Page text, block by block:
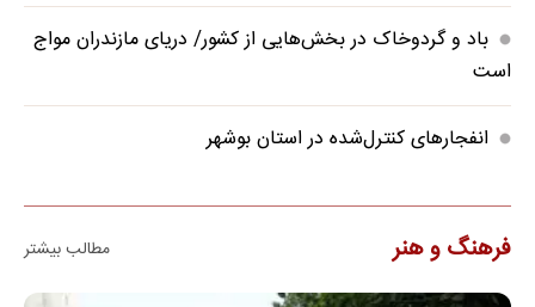
باد و گردوخاک در بخش‌هایی از کشور/ دریای مازندران مواج
است
انفجارهای کنترل‌شده در استان بوشهر
فرهنگ و هنر مطالب بیشتر